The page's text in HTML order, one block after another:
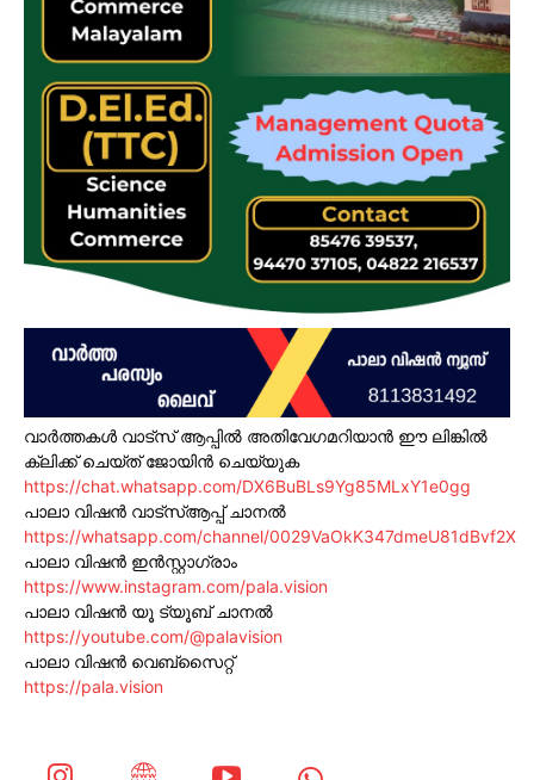
വാർത്തകൾ വാട്സ് ആപ്പിൽ അതിവേഗമറിയാൻ ഈ ലിങ്കിൽ
ക്ലിക്ക് ചെയ്ത് ജോയിൻ ചെയ്യുക
https://chat.whatsapp.com/DX6BuBLs9Yg85MLxY1e0gg
പാലാ വിഷൻ വാട്സ്ആപ്പ് ചാനൽ
https://whatsapp.com/channel/0029VaOkK347dmeU81dBvf2X
പാലാ വിഷൻ ഇൻസ്റ്റാഗ്രാം
https://www.instagram.com/pala.vision
പാലാ വിഷൻ യൂ ട്യൂബ് ചാനൽ
https://youtube.com/@palavision
പാലാ വിഷൻ വെബ്സൈറ്റ്
https://pala.vision